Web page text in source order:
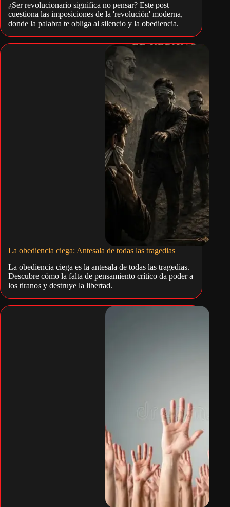
¿Ser revolucionario significa no pensar? Este post
cuestiona las imposiciones de la 'revolución' moderna,
donde la palabra te obliga al silencio y la obediencia.
La obediencia ciega: Antesala de todas las tragedias
La obediencia ciega es la antesala de todas las tragedias.
Descubre cómo la falta de pensamiento crítico da poder a
los tiranos y destruye la libertad.